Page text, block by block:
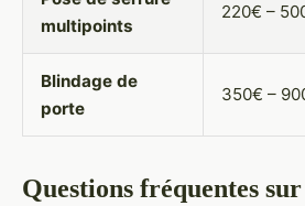
multipoints
220€ –
Blindage de
porte
350€ –
Questions fréquentes